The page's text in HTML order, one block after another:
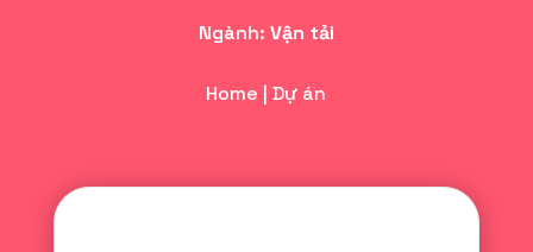
Ngành: Vận tải
Home |Dự án